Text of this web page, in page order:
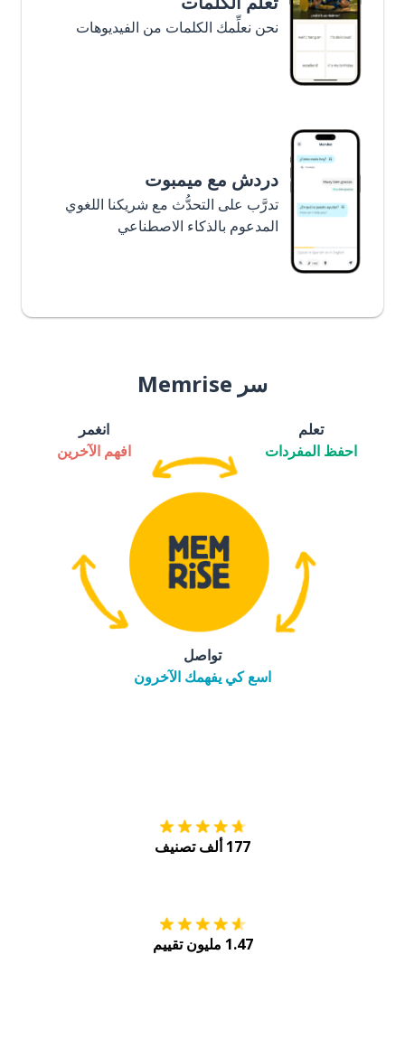
نحن نعلِّمك الكلمات من الفيديوهات
دردش مع ميمبوت
تدرَّب على التحدُّث مع شريكنا اللغوي
المدعوم بالذكاء الاصطناعي
سر Memrise
تعلم
احفظ المفردات
انغمر
افهم الآخرين
تواصل
اسع كي يفهمك الآخرون
177 ألف تصنيف
1.47 مليون تقييم